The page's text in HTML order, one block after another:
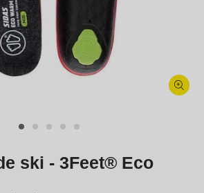
ski - 3Feet® Eco